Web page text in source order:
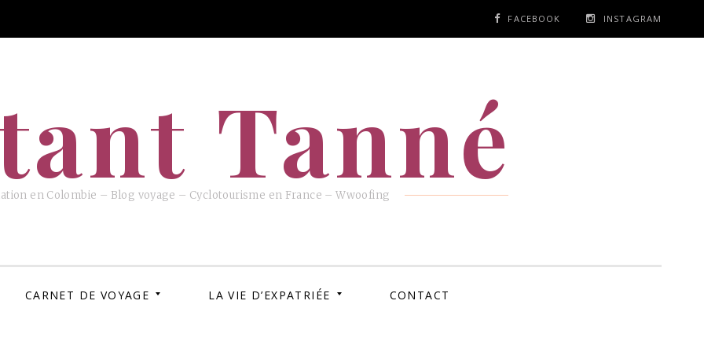
FACEBOOK INSTAGRAM
Tanné
en Colombie – Blog voyage – Cyclotourisme en France – Wwoofing
CARNET DE VOYAGE LA VIE D’EXPATRIÉE CONTACT